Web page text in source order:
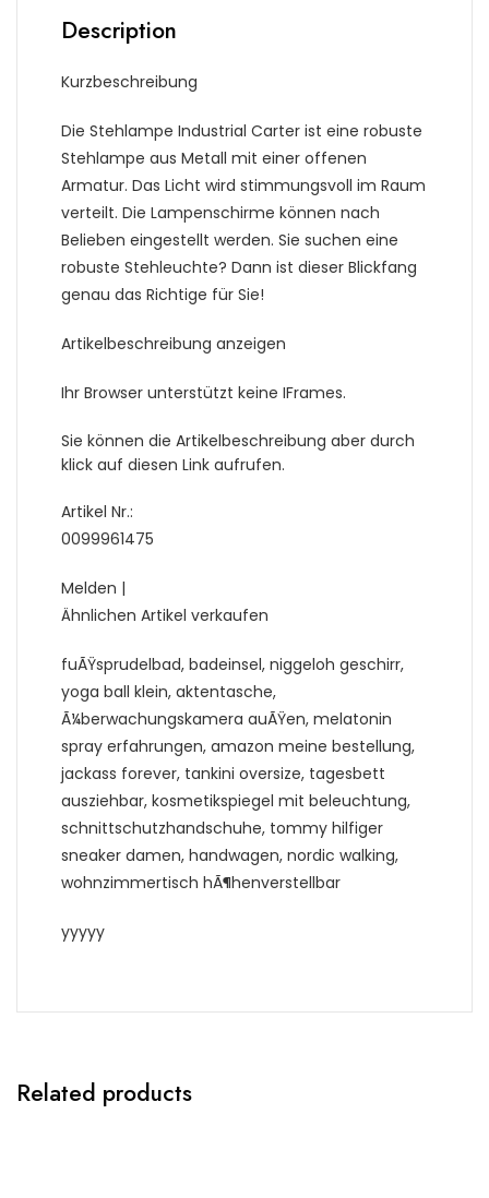
Description
Kurzbeschreibung
Die Stehlampe Industrial Carter ist eine robuste
Stehlampe aus Metall mit einer offenen
Armatur. Das Licht wird stimmungsvoll im Raum
verteilt. Die Lampenschirme können nach
Belieben eingestellt werden. Sie suchen eine
robuste Stehleuchte? Dann ist dieser Blickfang
genau das Richtige für Sie!
Artikelbeschreibung anzeigen
Ihr Browser unterstützt keine IFrames.
Sie können die Artikelbeschreibung aber durch
klick auf diesen Link aufrufen.
Artikel Nr.:
0099961475
Melden |
Ähnlichen Artikel verkaufen
fuÃŸsprudelbad, badeinsel, niggeloh geschirr,
yoga ball klein, aktentasche,
Ã¼berwachungskamera auÃŸen, melatonin
spray erfahrungen, amazon meine bestellung,
jackass forever, tankini oversize, tagesbett
ausziehbar, kosmetikspiegel mit beleuchtung,
schnittschutzhandschuhe, tommy hilfiger
sneaker damen, handwagen, nordic walking,
wohnzimmertisch hÃ¶henverstellbar
yyyyy
Related products